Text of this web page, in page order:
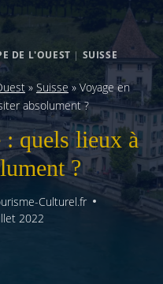
DE L'OUEST | SUISSE
» Suisse » Voyage en
absolument ?
: quels lieux à
?
Culturel.fr
2022